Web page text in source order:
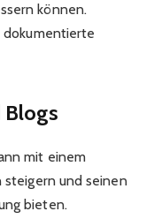
können.
Blogs
mit einem
und seinen
bieten.